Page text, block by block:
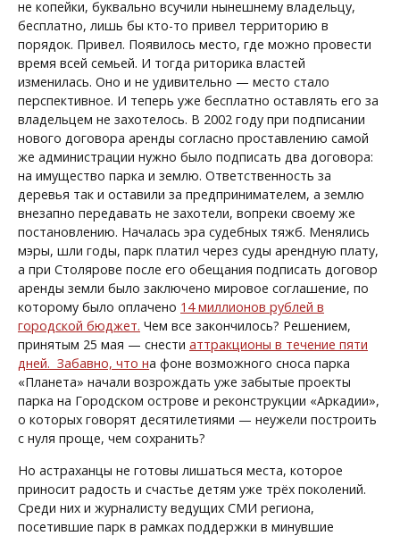
не копейки, буквально всучили нынешнему владельцу,
бесплатно, лишь бы кто-то привел территорию в
порядок. Привел. Появилось место, где можно провести
время всей семьей. И тогда риторика властей
изменилась. Оно и не удивительно — место стало
перспективное. И теперь уже бесплатно оставлять его за
владельцем не захотелось. В 2002 году при подписании
нового договора аренды согласно проставлению самой
же администрации нужно было подписать два договора:
на имущество парка и землю. Ответственность за
деревья так и оставили за предпринимателем, а землю
внезапно передавать не захотели, вопреки своему же
постановлению. Началась эра судебных тяжб. Менялись
мэры, шли годы, парк платил через суды арендную плату,
а при Столярове после его обещания подписать договор
аренды земли было заключено мировое соглашение, по
которому было оплачено 14 миллионов рублей в
городской бюджет. Чем все закончилось? Решением,
принятым 25 мая — снести аттракционы в течение пяти
дней. Забавно, что на фоне возможного сноса парка
«Планета» начали возрождать уже забытые проекты
парка на Городском острове и реконструкции «Аркадии»,
о которых говорят десятилетиями — неужели построить
с нуля проще, чем сохранить?
Но астраханцы не готовы лишаться места, которое
приносит радость и счастье детям уже трёх поколений.
Среди них и журналисту ведущих СМИ региона,
посетившие парк в рамках поддержки в минувшие